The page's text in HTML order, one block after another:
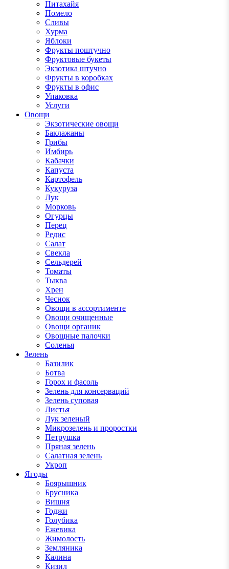
Питахайя
Помело
Сливы
Хурма
Яблоки
Фрукты поштучно
Фруктовые букеты
Экзотика штучно
Фрукты в коробках
Фрукты в офис
Упаковка
Услуги
Овощи
Экзотические овощи
Баклажаны
Грибы
Имбирь
Кабачки
Капуста
Картофель
Кукуруза
Лук
Морковь
Огурцы
Перец
Редис
Салат
Свекла
Сельдерей
Томаты
Тыква
Хрен
Чеснок
Овощи в ассортименте
Овощи очищенные
Овощи органик
Овощные палочки
Соленья
Зелень
Базилик
Ботва
Горох и фасоль
Зелень для консерваций
Зелень суповая
Листья
Лук зеленый
Микрозелень и проростки
Петрушка
Пряная зелень
Салатная зелень
Укроп
Ягоды
Боярышник
Брусника
Вишня
Годжи
Голубика
Ежевика
Жимолость
Земляника
Калина
Кизил